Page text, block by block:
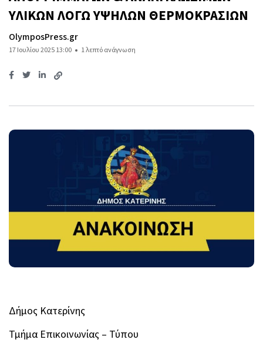
ΥΛΙΚΩΝ ΛΟΓΩ ΥΨΗΛΩΝ ΘΕΡΜΟΚΡΑΣΙΩΝ
OlymposPress.gr
17 Ιουλίου 2025 13:00 1 λεπτό ανάγνωση
Δήμος Κατερίνης
Τμήμα Επικοινωνίας – Τύπου